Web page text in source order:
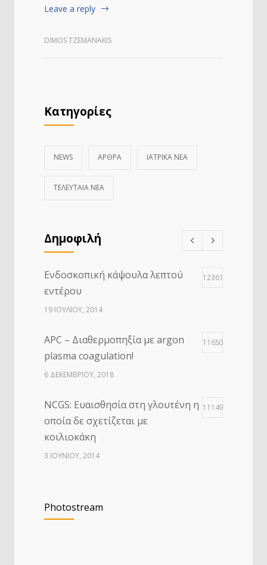
Leave a reply
DIMOS TZEMANAKIS
Κατηγορίες
NEWS ΑΡΘΡΑ ΙΑΤΡΙΚΆ ΝΈΑ
ΤΕΛΕΥΤΑΙΑ ΝΕΑ
Δημοφιλή
Ενδοσκοπική κάψουλα λεπτού
εντέρου
12361
19 ΙΟΥΛΊΟΥ, 2014
APC – Διαθερμοπηξία με argon
plasma coagulation!
11650
6 ΔΕΚΕΜΒΡΊΟΥ, 2018
NCGS: Ευαισθησία στη γλουτένη η
οποία δε σχετίζεται με
κοιλιοκάκη
11149
3 ΙΟΥΝΊΟΥ, 2014
20 ΙΟΥΛΊΟΥ, 2014
Photostream